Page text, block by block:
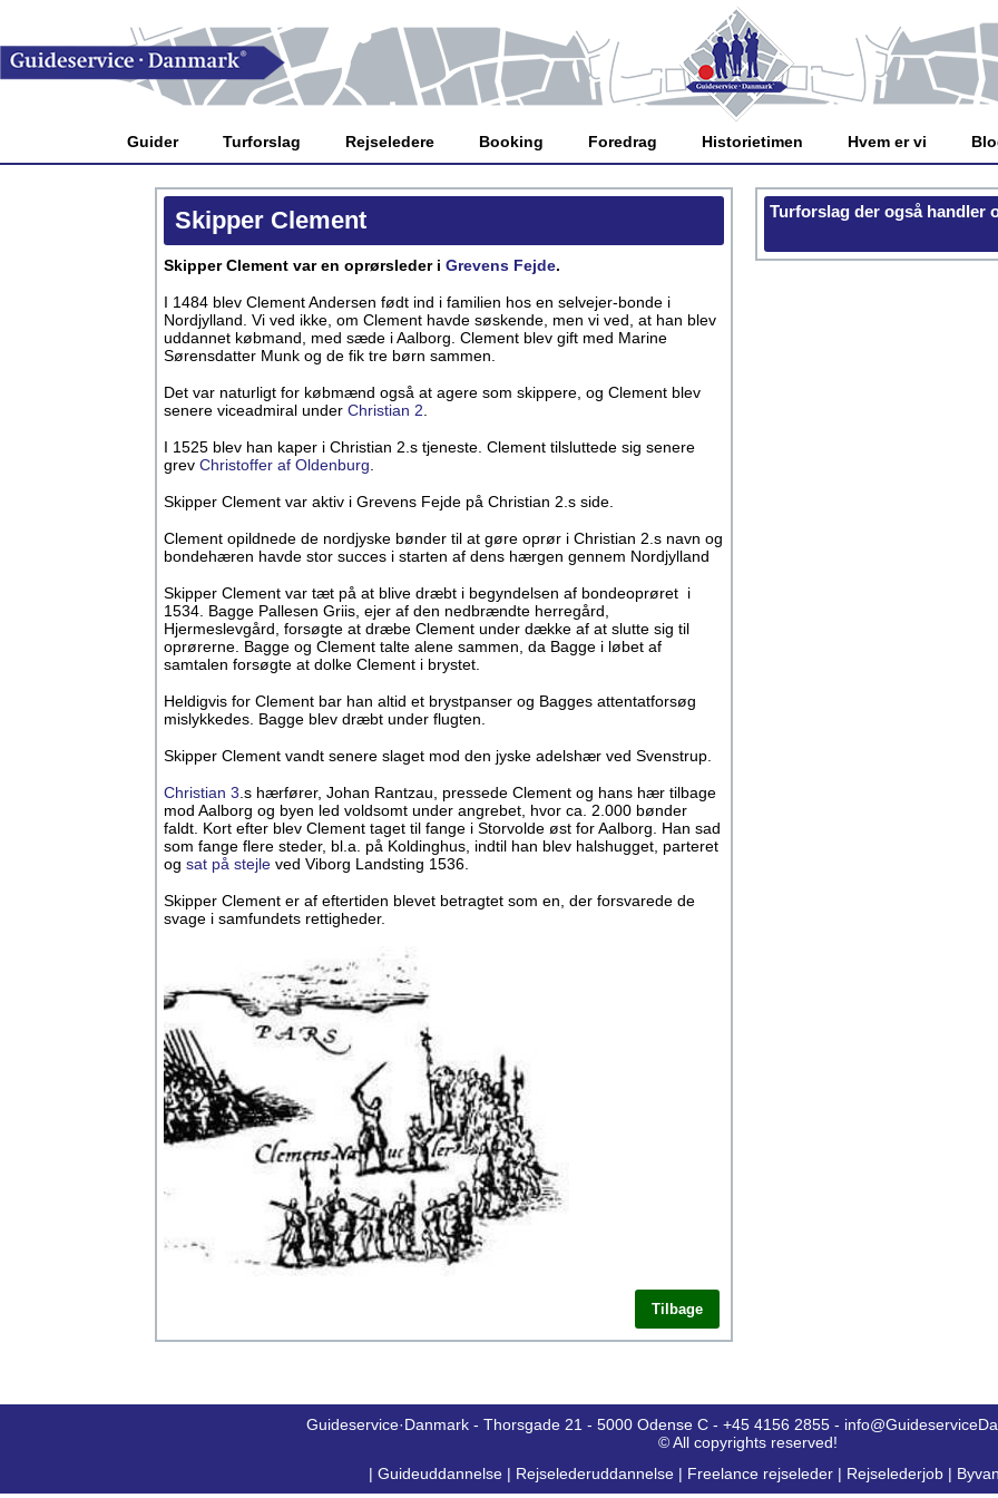
Guider Turforslag Rejseledere Booking Foredrag Historietimen Hvem er vi
Skipper Clement
Skipper Clement var en oprørsleder i Grevens Fejde.
I 1484 blev Clement Andersen født ind i familien hos en selvejer-bonde i
Nordjylland. Vi ved ikke, om Clement havde søskende, men vi ved, at han blev
uddannet købmand, med sæde i Aalborg. Clement blev gift med Marine
Sørensdatter Munk og de fik tre børn sammen.
Det var naturligt for købmænd også at agere som skippere, og Clement blev
senere viceadmiral under Christian 2
I 1525 blev han kaper i Christian 2.s tjeneste. Clement tilsluttede sig senere
grev Christoffer af Oldenburg
Skipper Clement var aktiv i Grevens Fejde på Christian 2.s side.
Clement opildnede de nordjyske bønder til at gøre oprør i Christian 2.s navn og
bondehæren havde stor succes i starten af dens hærgen gennem Nordjylland
Skipper Clement var tæt på at blive dræbt i begyndelsen af bondeoprøret i
1534. Bagge Pallesen Griis, ejer af den nedbrændte herregård,
Hjermeslevgård, forsøgte at dræbe Clement under dække af at slutte sig til
oprørerne. Bagge og Clement talte alene sammen, da Bagge i løbet af
samtalen forsøgte at dolke Clement i brystet.
Heldigvis for Clement bar han altid et brystpanser og Bagges attentatforsøg
mislykkedes. Bagge blev dræbt under flugten.
Skipper Clement vandt senere slaget mod den jyske adelshær ved Svenstrup.
Christian 3 .s hærfører, Johan Rantzau, pressede Clement og hans hær tilbage
mod Aalborg og byen led voldsomt under angrebet, hvor ca. 2.000 bønder
faldt. Kort efter blev Clement taget til fange i Storvolde øst for Aalborg. Han sad
som fange flere steder, bl.a. på Koldinghus, indtil han blev halshugget, parteret
og sat på stejle ved Viborg Landsting 1536.
Skipper Clement er af eftertiden blevet betragtet som en, der forsvarede de
svage i samfundets rettigheder.
Tilbage
Turforslag der også handler
Guideservice·Danmark - Thorsgade 21 - 5000 Odense C - +45 4156 2855 -
© All copyrights reserved!
| Guideuddannelse | Rejselederuddannelse | Freelance rejseleder | Rejselederjob |